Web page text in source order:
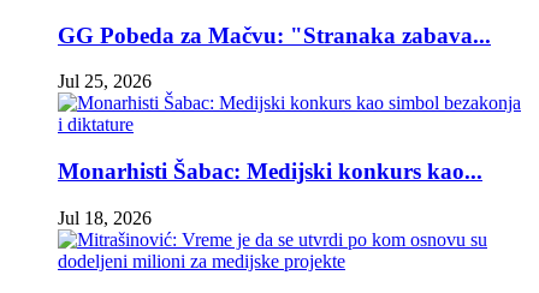
GG Pobeda za Mačvu: "Stranaka zabava...
Jul 25, 2026
Monarhisti Šabac: Medijski konkurs kao...
Jul 18, 2026